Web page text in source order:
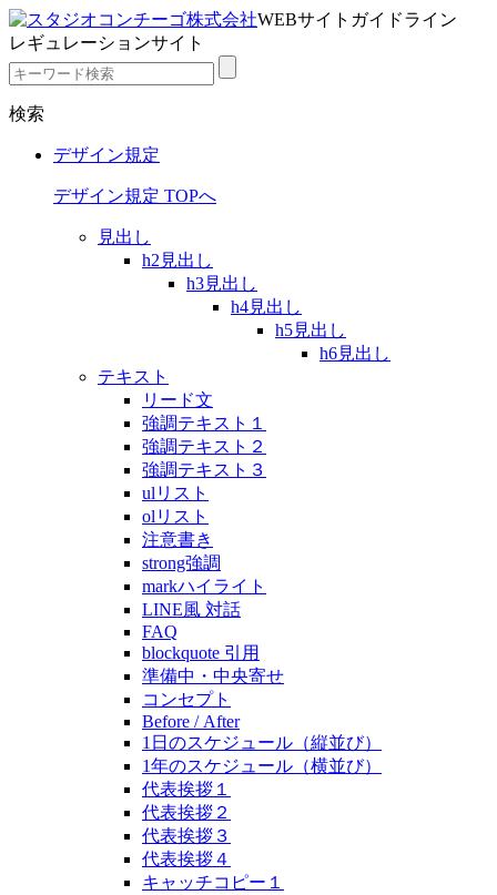
WEBサイトガイドライン
レギュレーションサイト
検索
デザイン規定
デザイン規定 TOPへ
見出し
h2見出し
h3見出し
h4見出し
h5見出し
h6見出し
テキスト
リード文
強調テキスト１
強調テキスト２
強調テキスト３
ulリスト
olリスト
注意書き
strong強調
markハイライト
LINE風 対話
FAQ
blockquote 引用
準備中・中央寄せ
コンセプト
Before / After
1日のスケジュール（縦並び）
1年のスケジュール（横並び）
代表挨拶１
代表挨拶２
代表挨拶３
代表挨拶４
キャッチコピー１